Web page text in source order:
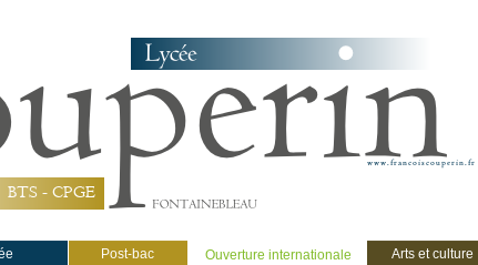
Ouverture internationale Arts et culture
Post-bac
BTS - CPGE